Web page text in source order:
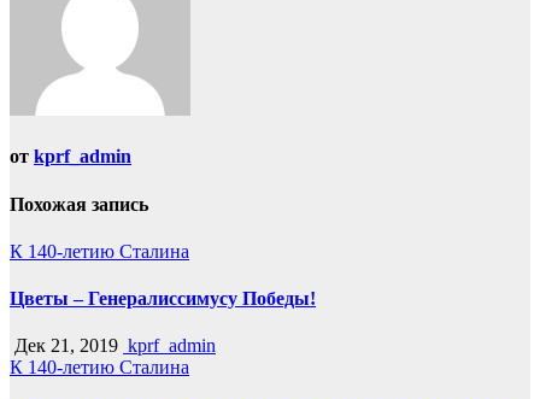
от kprf_admin
Похожая запись
К 140-летию Сталина
Цветы – Генералиссимусу Победы!
Дек 21, 2019 kprf_admin
К 140-летию Сталина